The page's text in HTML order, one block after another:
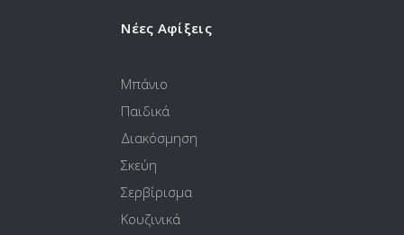
Νέες Αφίξεις
Μπάνιο
Παιδικά
Διακόσμηση
Σκεύη
Σερβίρισμα
Κουζινικά